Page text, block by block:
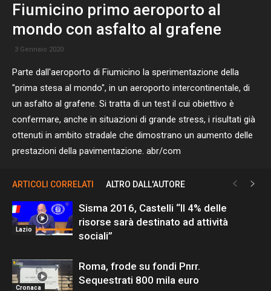
Fiumicino primo aeroporto al
mondo con asfalto al grafene
3 Gennaio 2020
Parte dall'aeroporto di Fiumicino la sperimentazione della
"prima stesa al mondo", in un aeroporto intercontinentale, di
un asfalto al grafene. Si tratta di un test il cui obiettivo è
confermare, anche in situazioni di grande stress, i risultati già
ottenuti in ambito stradale che dimostrano un aumento delle
prestazioni della pavimentazione. abr/com
ARTICOLI CORRELATI ALTRO DALL'AUTORE
Lazio
Sisma 2016, Castelli “Il 4% delle
risorse sarà destinato ad attività
sociali”
Cronaca
Roma, frode su fondi Pnrr.
Sequestrati 800 mila euro